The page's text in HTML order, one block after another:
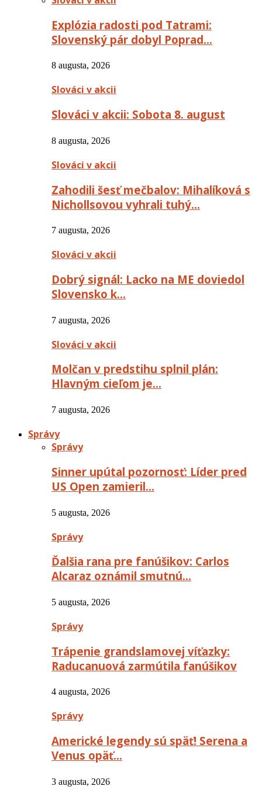
Explózia radosti pod Tatrami:
Slovenský pár dobyl Poprad…
8 augusta, 2026
Slováci v akcii
Slováci v akcii: Sobota 8. august
8 augusta, 2026
Slováci v akcii
Zahodili šesť mečbalov: Mihalíková s
Nichollsovou vyhrali tuhý…
7 augusta, 2026
Slováci v akcii
Dobrý signál: Lacko na ME doviedol
Slovensko k…
7 augusta, 2026
Slováci v akcii
Molčan v predstihu splnil plán:
Hlavným cieľom je…
7 augusta, 2026
Správy
Správy
Sinner upútal pozornosť: Líder pred
US Open zamieril…
5 augusta, 2026
Správy
Ďalšia rana pre fanúšikov: Carlos
Alcaraz oznámil smutnú…
5 augusta, 2026
Správy
Trápenie grandslamovej víťazky:
Raducanuová zarmútila fanúšikov
4 augusta, 2026
Správy
Americké legendy sú späť! Serena a
Venus opäť…
3 augusta, 2026